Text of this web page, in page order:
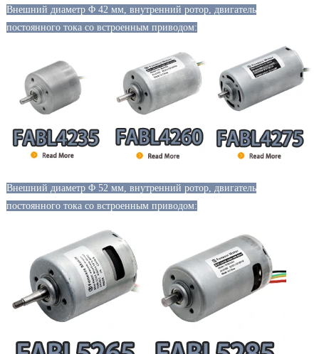
Внешний диаметр Φ 42 мм, внутренний ротор, двигатель
постоянного тока со встроенным приводом:
Внешний диаметр Φ 52 мм, внутренний ротор, двигатель
постоянного тока со встроенным приводом: